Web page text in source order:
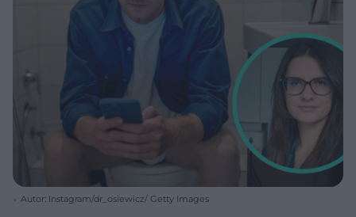
Autor: Instagram/dr_osiewicz/ Getty Images